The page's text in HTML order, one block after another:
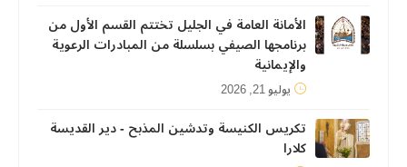
الأمانة العامة في الجليل تختتم القسم الأول من
برنامجها الصيفي بسلسلة من المبادرات الرعوية
والإيمانية
يوليو 21, 2026
تكريس الكنيسة وتدشين المذبح - دير القديسة
كلارا